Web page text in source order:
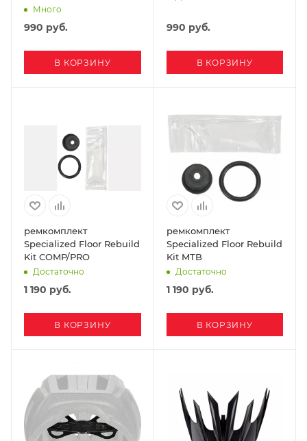
MOUNT
Много
990 руб.
В КОРЗИНУ
990 руб.
В КОРЗИНУ
ремкомплект
Specialized Floor Rebuild
Kit COMP/PRO
Достаточно
1 190 руб.
В КОРЗИНУ
ремкомплект
Specialized Floor Rebuild
Kit MTB
Достаточно
1 190 руб.
В КОРЗИНУ